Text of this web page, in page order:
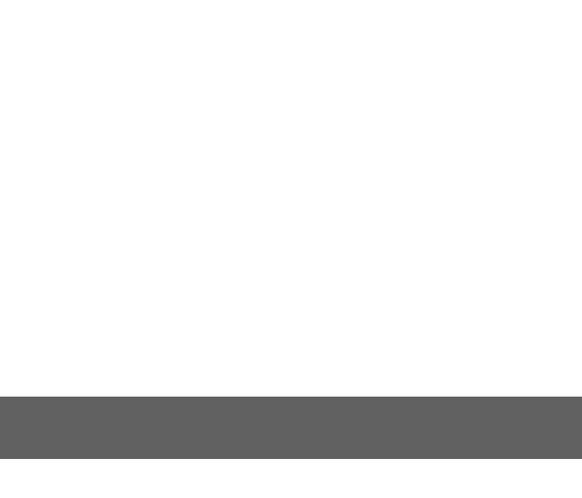
הצהרת נגישות מידע בנושא זכויות יוצרים